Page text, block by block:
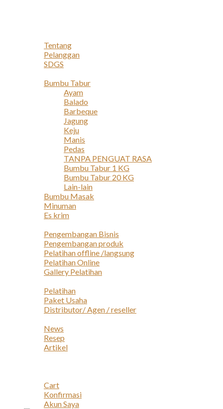
Tentang
Pelanggan
SDGS
Bumbu Tabur
Ayam
Balado
Barbeque
Jagung
Keju
Manis
Pedas
TANPA PENGUAT RASA
Bumbu Tabur 1 KG
Bumbu Tabur 20 KG
Lain-lain
Bumbu Masak
Minuman
Es krim
Pengembangan Bisnis
Pengembangan produk
Pelatihan offline /langsung
Pelatihan Online
Gallery Pelatihan
Pelatihan
Paket Usaha
Distributor/ Agen / reseller
News
Resep
Artikel
Cart
Konfirmasi
Akun Saya